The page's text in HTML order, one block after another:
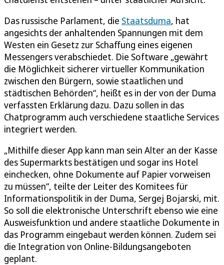
Das russische Parlament, die Staatsduma, hat
angesichts der anhaltenden Spannungen mit dem
Westen ein Gesetz zur Schaffung eines eigenen
Messengers verabschiedet. Die Software „gewährt
die Möglichkeit sicherer virtueller Kommunikation
zwischen den Bürgern, sowie staatlichen und
städtischen Behörden“, heißt es in der von der Duma
verfassten Erklärung dazu. Dazu sollen in das
Chatprogramm auch verschiedene staatliche Services
integriert werden.
„Mithilfe dieser App kann man sein Alter an der Kasse
des Supermarkts bestätigen und sogar ins Hotel
einchecken, ohne Dokumente auf Papier vorweisen
zu müssen“, teilte der Leiter des Komitees für
Informationspolitik in der Duma, Sergej Bojarski, mit.
So soll die elektronische Unterschrift ebenso wie eine
Ausweisfunktion und andere staatliche Dokumente in
das Programm eingebaut werden können. Zudem sei
die Integration von Online-Bildungsangeboten
geplant.